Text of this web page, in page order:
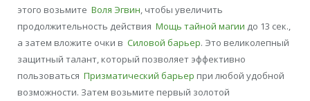
этого возьмите Воля Эгвин, чтобы увеличить
продолжительность действия Мощь тайной магии до 13 сек.,
а затем вложите очки в Силовой барьер. Это великолепный
защитный талант, который позволяет эффективно
пользоваться Призматический барьер при любой удобной
возможности. Затем возьмите первый золотой